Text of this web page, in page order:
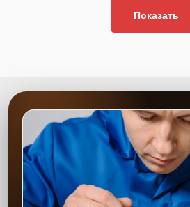
высококачественные запчасти, будь это
надежные аналоги проверенных и
Позвонить по телефону
запросить обратный звонок
для быстрого уточнения
Привезти устройство в
передать аппарат курьеру
дождаться результатов
Показать